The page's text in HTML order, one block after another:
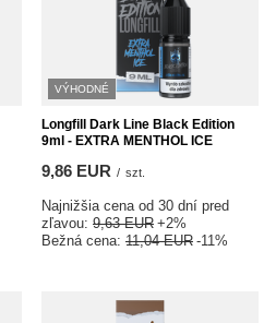
VÝHODNÉ
Longfill Dark Line Black Edition
9ml - EXTRA MENTHOL ICE
9,86 EUR / szt.
Najnižšia cena od 30 dní pred
zľavou: 9,63 EUR +2%
Bežná cena: 11,04 EUR -11%